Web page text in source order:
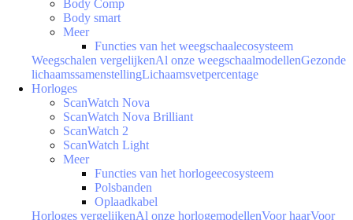
Body Comp
Body smart
Meer
Functies van het weegschaalecosysteem
Weegschalen vergelijkenAl onze weegschaalmodellenGezonde
lichaamssamenstellingLichaamsvetpercentage
Horloges
ScanWatch Nova
ScanWatch Nova Brilliant
ScanWatch 2
ScanWatch Light
Meer
Functies van het horlogeecosysteem
Polsbanden
Oplaadkabel
Horloges vergelijkenAl onze horlogemodellenVoor haarVoor